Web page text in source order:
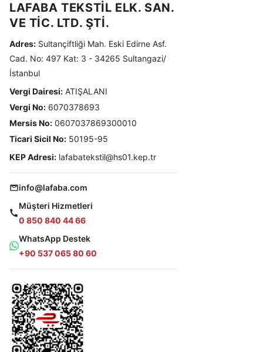
LAFABA TEKSTİL ELK. SAN.
VE TİC. LTD. ŞTİ.
Adres: Sultançiftliği Mah. Eski Edirne Asf.
Cad. No: 497 Kat: 3 - 34265 Sultangazi/
İstanbul
Vergi Dairesi: ATIŞALANI
Vergi No: 6070378693
Mersis No: 0607037869300010
Ticari Sicil No: 50195-95
KEP Adresi: lafabatekstil@hs01.kep.tr
info@lafaba.com
Müşteri Hizmetleri
0 850 840 44 66
WhatsApp Destek
+90 537 065 80 60